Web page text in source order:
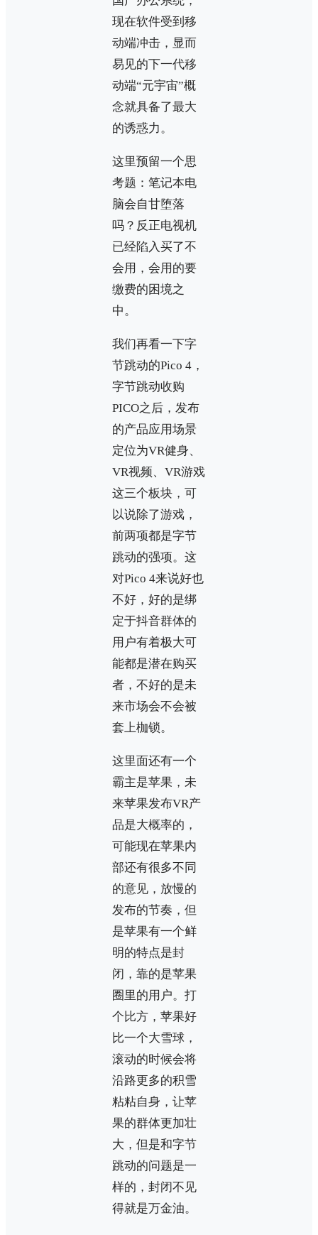
现在软件受到移
动端冲击，显而
易见的下一代移
动端“元宇宙”概
念就具备了最大
的诱惑力。
这里预留一个思
考题：笔记本电
脑会自甘堕落
吗？反正电视机
已经陷入买了不
会用，会用的要
缴费的困境之
中。
我们再看一下字
节跳动的Pico 4，
字节跳动收购
PICO之后，发布
的产品应用场景
定位为VR健身、
VR视频、VR游戏
这三个板块，可
以说除了游戏，
前两项都是字节
跳动的强项。这
对Pico 4来说好也
不好，好的是绑
定于抖音群体的
用户有着极大可
能都是潜在购买
者，不好的是未
来市场会不会被
套上枷锁。
这里面还有一个
霸主是苹果，未
来苹果发布VR产
品是大概率的，
可能现在苹果内
部还有很多不同
的意见，放慢的
发布的节奏，但
是苹果有一个鲜
明的特点是封
闭，靠的是苹果
圈里的用户。打
个比方，苹果好
比一个大雪球，
滚动的时候会将
沿路更多的积雪
粘粘自身，让苹
果的群体更加壮
大，但是和字节
跳动的问题是一
样的，封闭不见
得就是万金油。